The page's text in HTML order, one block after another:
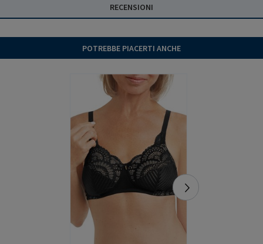
RECENSIONI
POTREBBE PIACERTI ANCHE